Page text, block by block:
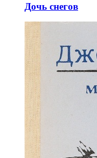
Дочь снегов